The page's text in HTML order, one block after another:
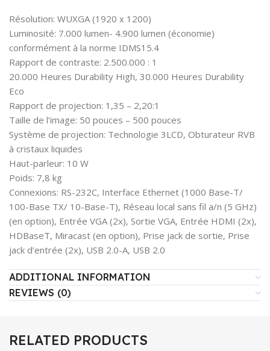
Résolution: WUXGA (1920 x 1200)
Luminosité: 7.000 lumen- 4.900 lumen (économie)
conformément à la norme IDMS15.4
Rapport de contraste: 2.500.000 : 1
20.000 Heures Durability High, 30.000 Heures Durability
Eco
Rapport de projection: 1,35 – 2,20:1
Taille de l’image: 50 pouces – 500 pouces
Système de projection: Technologie 3LCD, Obturateur RVB
à cristaux liquides
Haut-parleur: 10 W
Poids: 7,8 kg
Connexions: RS-232C, Interface Ethernet (1000 Base-T/
100-Base TX/ 10-Base-T), Réseau local sans fil a/n (5 GHz)
(en option), Entrée VGA (2x), Sortie VGA, Entrée HDMI (2x),
HDBaseT, Miracast (en option), Prise jack de sortie, Prise
jack d’entrée (2x), USB 2.0-A, USB 2.0
ADDITIONAL INFORMATION
REVIEWS (0)
RELATED PRODUCTS